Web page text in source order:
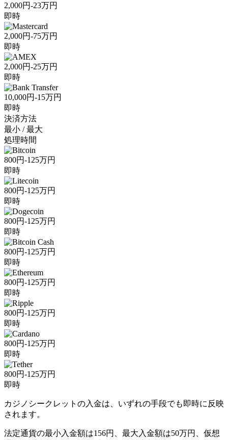
2,000円-23万円
即時
2,000円-75万円
即時
2,000円-25万円
即時
10,000円-15万円
即時
決済方法
最小 / 最大
処理時間
800円-125万円
即時
800円-125万円
即時
800円-125万円
即時
800円-125万円
即時
800円-125万円
即時
800円-125万円
即時
800円-125万円
即時
800円-125万円
即時
カジノシークレットの入金は、いずれの手段でも即時に反映
されます。
法定通貨の最小入金額は156円、最大入金額は50万円、仮想